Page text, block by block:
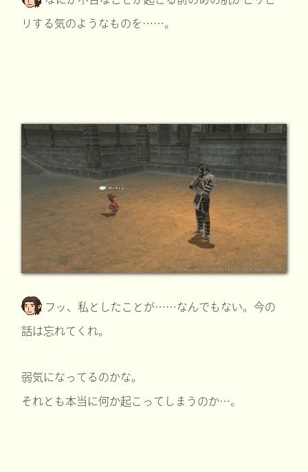
リする気のようなものを……。
フッ、私としたことが……なんでもない。今の
話は忘れてくれ。
弱気になってるのかな。
それとも本当に何か起こってしまうのか…。